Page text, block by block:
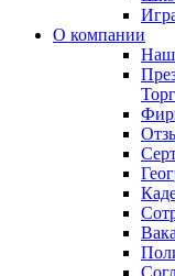
О компании